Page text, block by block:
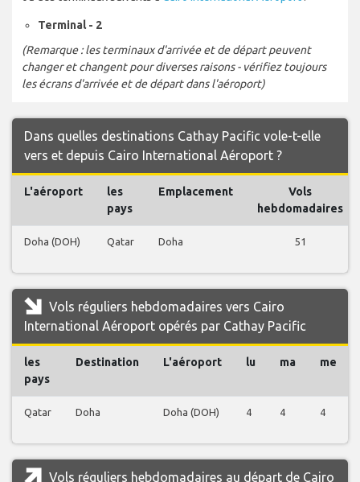
Terminal - 2
(Remarque : les terminaux d'arrivée et de départ peuvent
changer et changent pour diverses raisons - vérifiez toujours
les écrans d'arrivée et de départ dans l'aéroport)
Dans quelles destinations Cathay Pacific vole-t-elle
vers et depuis Cairo International Aéroport ?
L'aéroport
les
pays
Emplacement
Vols
hebdomadaires
Doha (DOH) Qatar Doha 51
Vols réguliers hebdomadaires vers Cairo
International Aéroport opérés par Cathay Pacific
les
pays
Destination L'aéroport lu ma me
Qatar Doha Doha (DOH) 4 4 4
Vols réguliers hebdomadaires au départ de Cairo